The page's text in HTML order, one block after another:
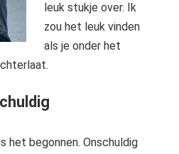
leuk stukje over. Ik
zou het leuk vinden
als je onder het
het begonnen. Onschuldig